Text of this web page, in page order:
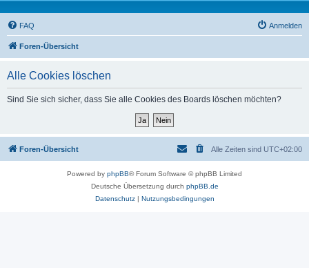
FAQ Anmelden
Foren-Übersicht
Alle Cookies löschen
Sind Sie sich sicher, dass Sie alle Cookies des Boards löschen möchten?
Foren-Übersicht Alle Zeiten sind UTC+02:00
Powered by phpBB® Forum Software © phpBB Limited
Deutsche Übersetzung durch phpBB.de
Datenschutz| Nutzungsbedingungen